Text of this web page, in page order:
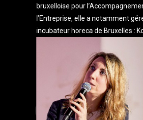
bruxelloise pour
l’Entreprise, elle a notamment
incubateur horeca de Bruxelles :